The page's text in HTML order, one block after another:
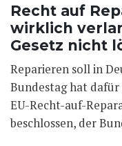
Recht auf
wirklich
Gesetz nicht
Reparieren soll in
Bundestag hat dafür
EU-Recht-auf-
beschlossen, der